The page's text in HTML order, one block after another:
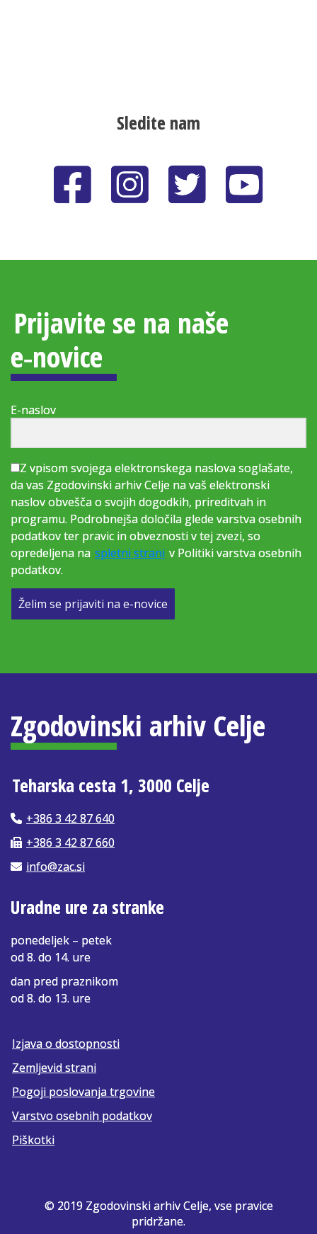
Sledite nam
Prijavite se na naše
e‑novice
E-naslov
Z vpisom svojega elektronskega naslova soglašate,
da vas Zgodovinski arhiv Celje na vaš elektronski
naslov obvešča o svojih dogodkih, prireditvah in
programu. Podrobnejša določila glede varstva osebnih
podatkov ter pravic in obveznosti v tej zvezi, so
opredeljena na spletni strani v Politiki varstva osebnih
podatkov.
Želim se prijaviti na e-novice
Zgodovinski arhiv Celje
Teharska cesta 1, 3000 Celje
+386 3 42 87 640
+386 3 42 87 660
info@zac.si
Uradne ure za stranke
ponedeljek – petek
od 8. do 14. ure
dan pred praznikom
od 8. do 13. ure
Izjava o dostopnosti
Zemljevid strani
Pogoji poslovanja trgovine
Varstvo osebnih podatkov
Piškotki
© 2019 Zgodovinski arhiv Celje, vse pravice
pridržane.